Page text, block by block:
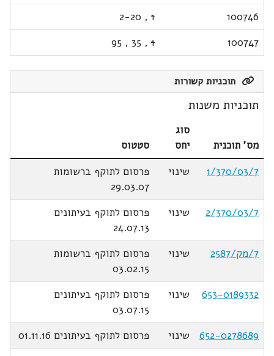
100746
1
,
2-20
100747
1
,
35
,
95
תוכניות קשורות
תוכניות משנות
מס' תוכנית
סוג
יחס
סטטוס
1/370/03/7
שינוי
פרסום לתוקף ברשומות
29.03.07
2/370/03/7
שינוי
פרסום לתוקף בעיתונים
24.07.13
7/מק/2587
שינוי
פרסום לתוקף ברשומות
03.02.15
653-0189332
שינוי
פרסום לתוקף בעיתונים
03.07.15
652-0278689
שינוי
פרסום לתוקף בעיתונים 01.11.16